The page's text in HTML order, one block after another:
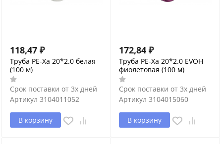
118,47 ₽
Труба PE-Xa 20*2.0 белая
(100 м)
Срок поставки от 3х дней
Артикул 3104011052
В корзину
172,84 ₽
Труба PE-Xa 20*2.0 EVOH
фиолетовая (100 м)
Срок поставки от 3х дней
Артикул 3104015060
В корзину